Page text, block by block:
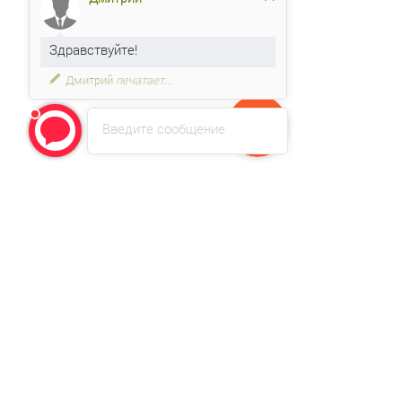
Введите сообщение
Здравствуйте!
Дмитрийпечатает...